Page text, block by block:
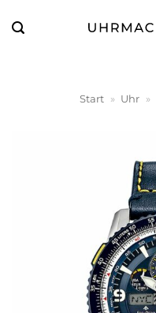
Inhalt
Start » Uhr »